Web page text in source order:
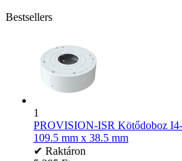
Bestsellers
1
PROVISION-ISR Kötődoboz
109.5 mm x 38.5 mm
✔ Raktáron